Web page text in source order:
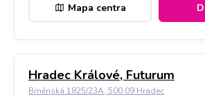
Mapa centra
Hradec Králové, Futurum
Brněnská 1825/23A, 500 09 Hradec